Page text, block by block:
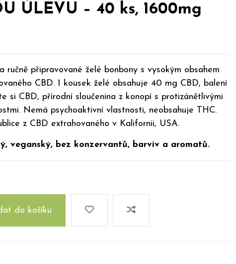
ÚLEVU – 40 ks, 1600mg
ručně připravované želé bonbony s vysokým obsahem
CBD. 1 kousek želé obsahuje 40 mg CBD, balení
si CBD, přírodní sloučenina z konopí s protizánětlivými
Nemá psychoaktivní vlastnosti, neobsahuje THC.
z CBD extrahovaného v Kalifornii, USA.
veganský, bez konzervantů, barviv a aromatů.
do košíku